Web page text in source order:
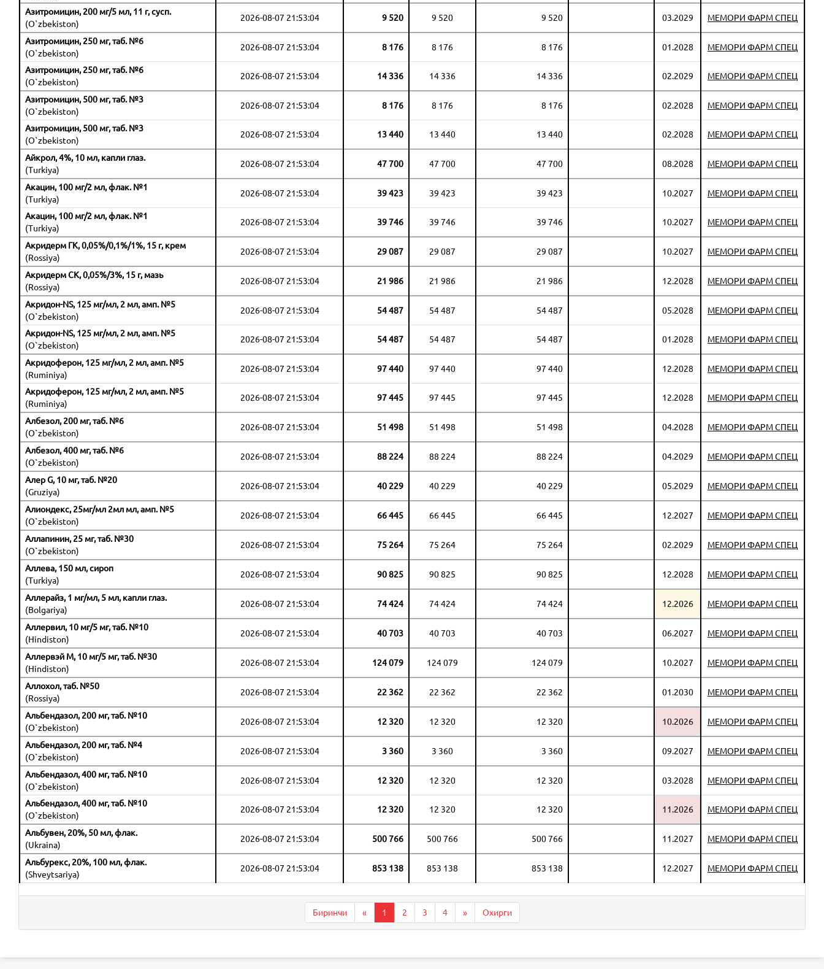
Азитромицин, 200 мг/5 мл, 11 г, сусп.
(O`zbekiston)
2026-08-07 21:53:04 9 520 9 520 9 520 03.2029 МЕМОРИ ФАРМ СПЕЦ
Азитромицин, 250 мг, таб. №6
(O`zbekiston)
2026-08-07 21:53:04 8 176 8 176 8 176 01.2028 МЕМОРИ ФАРМ СПЕЦ
Азитромицин, 250 мг, таб. №6
(O`zbekiston)
2026-08-07 21:53:04 14 336 14 336 14 336 02.2029 МЕМОРИ ФАРМ СПЕЦ
Азитромицин, 500 мг, таб. №3
(O`zbekiston)
2026-08-07 21:53:04 8 176 8 176 8 176 02.2028 МЕМОРИ ФАРМ СПЕЦ
Азитромицин, 500 мг, таб. №3
(O`zbekiston)
2026-08-07 21:53:04 13 440 13 440 13 440 02.2028 МЕМОРИ ФАРМ СПЕЦ
Айкрол, 4%, 10 мл, капли глаз.
(Turkiya)
2026-08-07 21:53:04 47 700 47 700 47 700 08.2028 МЕМОРИ ФАРМ СПЕЦ
Акацин, 100 мг/2 мл, флак. №1
(Turkiya)
2026-08-07 21:53:04 39 423 39 423 39 423 10.2027 МЕМОРИ ФАРМ СПЕЦ
Акацин, 100 мг/2 мл, флак. №1
(Turkiya)
2026-08-07 21:53:04 39 746 39 746 39 746 10.2027 МЕМОРИ ФАРМ СПЕЦ
Акридерм ГК, 0,05%/0,1%/1%, 15 г, крем
(Rossiya)
2026-08-07 21:53:04 29 087 29 087 29 087 10.2027 МЕМОРИ ФАРМ СПЕЦ
Акридерм СК, 0,05%/3%, 15 г, мазь
(Rossiya)
2026-08-07 21:53:04 21 986 21 986 21 986 12.2028 МЕМОРИ ФАРМ СПЕЦ
Акридон-NS, 125 мг/мл, 2 мл, амп. №5
(O`zbekiston)
2026-08-07 21:53:04 54 487 54 487 54 487 05.2028 МЕМОРИ ФАРМ СПЕЦ
Акридон-NS, 125 мг/мл, 2 мл, амп. №5
(O`zbekiston)
2026-08-07 21:53:04 54 487 54 487 54 487 01.2028 МЕМОРИ ФАРМ СПЕЦ
Акридоферон, 125 мг/мл, 2 мл, амп. №5
(Ruminiya)
2026-08-07 21:53:04 97 440 97 440 97 440 12.2028 МЕМОРИ ФАРМ СПЕЦ
Акридоферон, 125 мг/мл, 2 мл, амп. №5
(Ruminiya)
2026-08-07 21:53:04 97 445 97 445 97 445 12.2028 МЕМОРИ ФАРМ СПЕЦ
Албезол, 200 мг, таб. №6
(O`zbekiston)
2026-08-07 21:53:04 51 498 51 498 51 498 04.2028 МЕМОРИ ФАРМ СПЕЦ
Албезол, 400 мг, таб. №6
(O`zbekiston)
2026-08-07 21:53:04 88 224 88 224 88 224 04.2029 МЕМОРИ ФАРМ СПЕЦ
Алер G, 10 мг, таб. №20
(Gruziya)
2026-08-07 21:53:04 40 229 40 229 40 229 05.2029 МЕМОРИ ФАРМ СПЕЦ
Алиондекс, 25мг/мл 2мл мл, амп. №5
(O`zbekiston)
2026-08-07 21:53:04 66 445 66 445 66 445 12.2027 МЕМОРИ ФАРМ СПЕЦ
Аллапинин, 25 мг, таб. №30
(O`zbekiston)
2026-08-07 21:53:04 75 264 75 264 75 264 02.2029 МЕМОРИ ФАРМ СПЕЦ
Аллева, 150 мл, сироп
(Turkiya)
2026-08-07 21:53:04 90 825 90 825 90 825 12.2028 МЕМОРИ ФАРМ СПЕЦ
Аллерайз, 1 мг/мл, 5 мл, капли глаз.
(Bolgariya)
2026-08-07 21:53:04 74 424 74 424 74 424 12.2026 МЕМОРИ ФАРМ СПЕЦ
Аллервил, 10 мг/5 мг, таб. №10
(Hindiston)
2026-08-07 21:53:04 40 703 40 703 40 703 06.2027 МЕМОРИ ФАРМ СПЕЦ
Аллервэй М, 10 мг/5 мг, таб. №30
(Hindiston)
2026-08-07 21:53:04 124 079 124 079 124 079 10.2027 МЕМОРИ ФАРМ СПЕЦ
Аллохол, таб. №50
(Rossiya)
2026-08-07 21:53:04 22 362 22 362 22 362 01.2030 МЕМОРИ ФАРМ СПЕЦ
Альбендазол, 200 мг, таб. №10
(O`zbekiston)
2026-08-07 21:53:04 12 320 12 320 12 320 10.2026 МЕМОРИ ФАРМ СПЕЦ
Альбендазол, 200 мг, таб. №4
(O`zbekiston)
2026-08-07 21:53:04 3 360 3 360 3 360 09.2027 МЕМОРИ ФАРМ СПЕЦ
Альбендазол, 400 мг, таб. №10
(O`zbekiston)
2026-08-07 21:53:04 12 320 12 320 12 320 03.2028 МЕМОРИ ФАРМ СПЕЦ
Альбендазол, 400 мг, таб. №10
(O`zbekiston)
2026-08-07 21:53:04 12 320 12 320 12 320 11.2026 МЕМОРИ ФАРМ СПЕЦ
Альбувен, 20%, 50 мл, флак.
(Ukraina)
2026-08-07 21:53:04 500 766 500 766 500 766 11.2027 МЕМОРИ ФАРМ СПЕЦ
Альбурекс, 20%, 100 мл, флак.
(Shveytsariya)
2026-08-07 21:53:04 853 138 853 138 853 138 12.2027 МЕМОРИ ФАРМ СПЕЦ
Биринчи « 1 2 3 4 » Охирги